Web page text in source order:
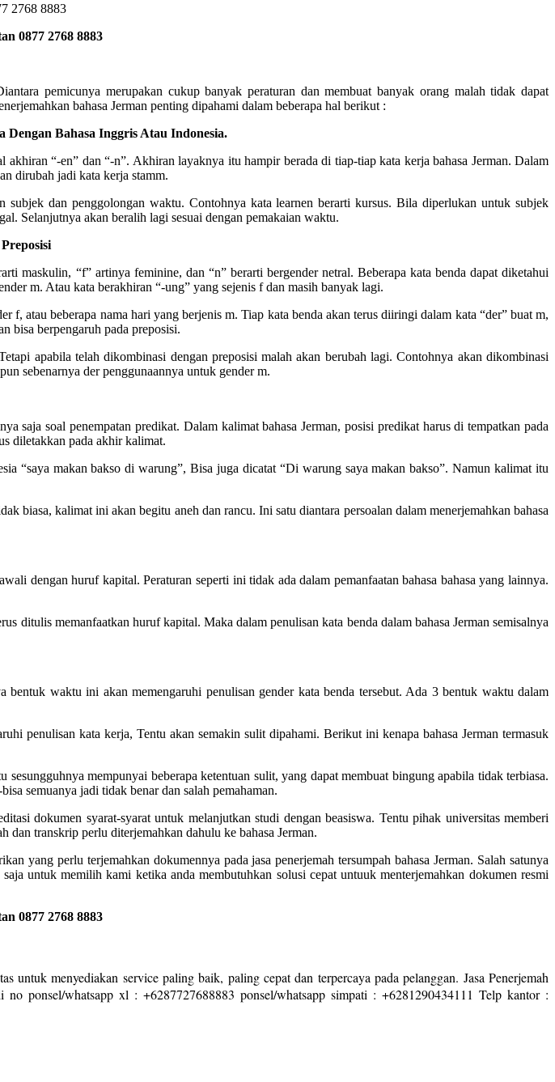
0877 2768 8883
pemicunya merupakan cukup banyak peraturan dan membuat banyak orang malah tidak dapat
bahasa Jerman penting dipahami dalam beberapa hal berikut :
Bahasa Inggris Atau Indonesia.
“-en” dan “-n”. Akhiran layaknya itu hampir berada di tiap-tiap kata kerja bahasa Jerman. Dalam
dirubah jadi kata kerja stamm.
dan penggolongan waktu. Contohnya kata learnen berarti kursus. Bila diperlukan untuk subjek
Selanjutnya akan beralih lagi sesuai dengan pemakaian waktu.
maskulin, “f” artinya feminine, dan “n” berarti bergender netral. Beberapa kata benda dapat diketahui
m. Atau kata berakhiran “-ung” yang sejenis f dan masih banyak lagi.
atau beberapa nama hari yang berjenis m. Tiap kata benda akan terus diiringi dalam kata “der” buat m,
bisa berpengaruh pada preposisi.
apabila telah dikombinasi dengan preposisi malah akan berubah lagi. Contohnya akan dikombinasi
sebenarnya der penggunaannya untuk gender m.
saja soal penempatan predikat. Dalam kalimat bahasa Jerman, posisi predikat harus di tempatkan pada
diletakkan pada akhir kalimat.
“saya makan bakso di warung”, Bisa juga dicatat “Di warung saya makan bakso”. Namun kalimat itu
biasa, kalimat ini akan begitu aneh dan rancu. Ini satu diantara persoalan dalam menerjemahkan bahasa
dengan huruf kapital. Peraturan seperti ini tidak ada dalam pemanfaatan bahasa bahasa yang lainnya.
ditulis memanfaatkan huruf kapital. Maka dalam penulisan kata benda dalam bahasa Jerman semisalnya
waktu ini akan memengaruhi penulisan gender kata benda tersebut. Ada 3 bentuk waktu dalam
penulisan kata kerja, Tentu akan semakin sulit dipahami. Berikut ini kenapa bahasa Jerman termasuk
mempunyai beberapa ketentuan sulit, yang dapat membuat bingung apabila tidak terbiasa.
semuanya jadi tidak benar dan salah pemahaman.
dokumen syarat-syarat untuk melanjutkan studi dengan beasiswa. Tentu pihak universitas memberi
transkrip perlu diterjemahkan dahulu ke bahasa Jerman.
yang perlu terjemahkan dokumennya pada jasa penerjemah tersumpah bahasa Jerman. Salah satunya
untuk memilih kami ketika anda membutuhkan solusi cepat untuuk menterjemahkan dokumen resmi
0877 2768 8883
menyediakan service paling baik, paling cepat dan terpercaya pada pelanggan. Jasa Penerjemah
ponsel/whatsapp xl : +6287727688883 ponsel/whatsapp simpati : +6281290434111 Telp kantor :